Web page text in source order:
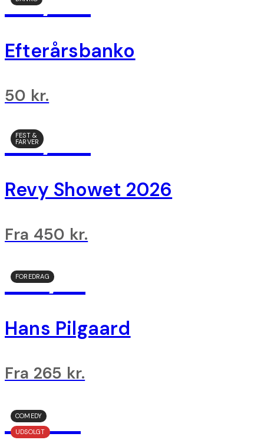
Efterårsbanko
50 kr.
FEST &
FARVER
23/10
Revy Showet 2026
Fra 450 kr.
FOREDRAG
04/11
Hans Pilgaard
Fra 265 kr.
COMEDY
UDSOLGT
07/11